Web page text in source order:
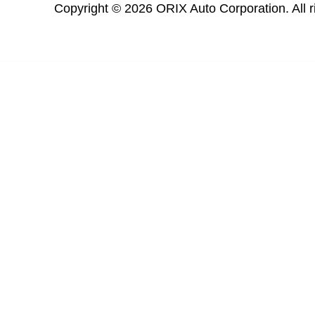
Copyright © 2026 ORIX Auto Corporation. All